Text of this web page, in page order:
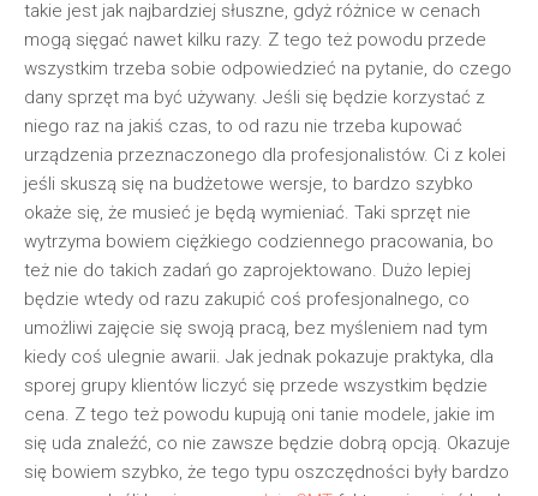
takie jest jak najbardziej słuszne, gdyż różnice w cenach
mogą sięgać nawet kilku razy. Z tego też powodu przede
wszystkim trzeba sobie odpowiedzieć na pytanie, do czego
dany sprzęt ma być używany. Jeśli się będzie korzystać z
niego raz na jakiś czas, to od razu nie trzeba kupować
urządzenia przeznaczonego dla profesjonalistów. Ci z kolei
jeśli skuszą się na budżetowe wersje, to bardzo szybko
okaże się, że musieć je będą wymieniać. Taki sprzęt nie
wytrzyma bowiem ciężkiego codziennego pracowania, bo
też nie do takich zadań go zaprojektowano. Dużo lepiej
będzie wtedy od razu zakupić coś profesjonalnego, co
umożliwi zajęcie się swoją pracą, bez myśleniem nad tym
kiedy coś ulegnie awarii. Jak jednak pokazuje praktyka, dla
sporej grupy klientów liczyć się przede wszystkim będzie
cena. Z tego też powodu kupują oni tanie modele, jakie im
się uda znaleźć, co nie zawsze będzie dobrą opcją. Okazuje
się bowiem szybko, że tego typu oszczędności były bardzo